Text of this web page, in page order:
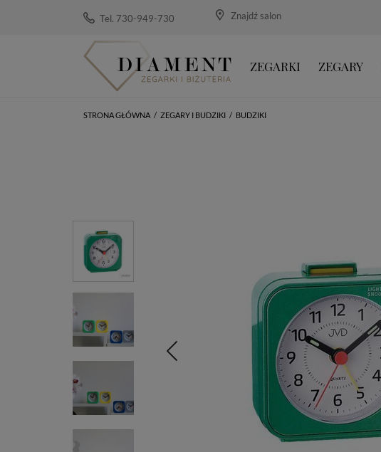
Tel. 730-949-730 Znajdź salon
ZEGARKI ZEGARY
STRONA GŁÓWNA / ZEGARY I BUDZIKI / BUDZIKI